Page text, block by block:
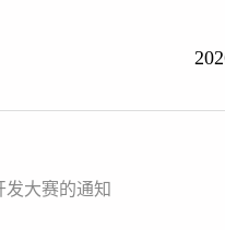
发大赛的通知